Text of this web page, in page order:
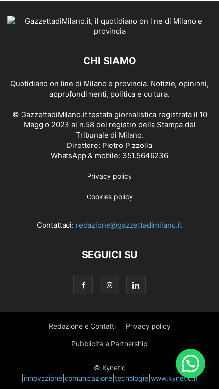
CHI SIAMO
Quotidiano on line di Milano e provincia. Notizie, opinioni,
approfondimenti, politica e cultura.
© GazzettadiMilano.it testata giornalistica registrata il 10
Maggio 2023 al n.58 del registro della Stampa del
Tribunale di Milano.
Direttore: Pietro Pizzolla
WhatsApp & mobile: 351.5646236
Privacy policy
Cookies policy
Contattaci: redazione@gazzettadimilano.it
SEGUICI SU
Redazione e Contatti Privacy policy
Pubblicità e Partnership
© Kynetic
innovazione comunicazione tecnologie www.kynetic.it